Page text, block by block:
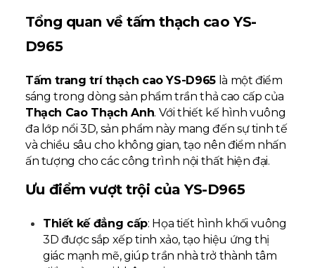
Tổng quan về tấm thạch cao YS-
D965
Tấm trang trí thạch cao YS-D965 là một điểm
sáng trong dòng sản phẩm trần thả cao cấp của
Thạch Cao Thạch Anh. Với thiết kế hình vuông
đa lớp nổi 3D, sản phẩm này mang đến sự tinh tế
và chiều sâu cho không gian, tạo nên điểm nhấn
ấn tượng cho các công trình nội thất hiện đại.
Ưu điểm vượt trội của YS-D965
Thiết kế đẳng cấp: Họa tiết hình khối vuông
3D được sắp xếp tinh xảo, tạo hiệu ứng thị
giác mạnh mẽ, giúp trần nhà trở thành tâm